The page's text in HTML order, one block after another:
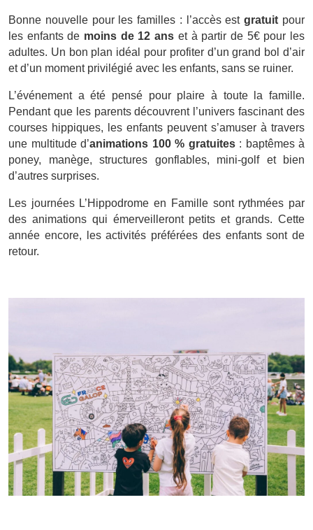
Bonne nouvelle pour les familles : l’accès estgratuit pour
les enfants de moins de 12 ans et à partir de 5€ pour les
adultes. Un bon plan idéal pour profiter d’un grand bol d’air
et d’un moment privilégié avec les enfants, sans se ruiner.
L’événement a été pensé pour plaire à toute la famille.
Pendant que les parents découvrent l’univers fascinant des
courses hippiques, les enfants peuvent s’amuser à travers
une multitude d’animations 100 % gratuites: baptêmes à
poney, manège, structures gonflables, mini-golf et bien
d’autres surprises.
Les journées L’Hippodrome en Famille sont rythmées par
des animations qui émerveilleront petits et grands. Cette
année encore, les activités préférées des enfants sont de
retour.